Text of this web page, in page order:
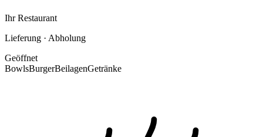
Ihr Restaurant
Lieferung · Abholung
Geöffnet
BowlsBurgerBeilagenGetränke